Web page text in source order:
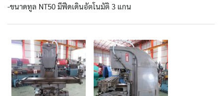
-ขนาดทูล NT50 มีฟีดเดินอัตโนมัติ 3 แกน